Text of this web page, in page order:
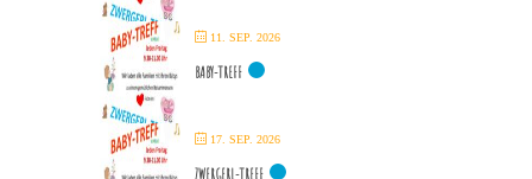
11. SEP. 2026
BABY-TREFF
17. SEP. 2026
ZWERGERL-TREFF